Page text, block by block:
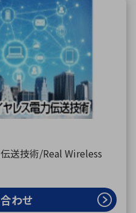
送技術/Real Wireless
わせ